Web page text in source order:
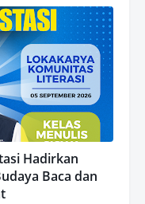
Hadirkan
Baca dan